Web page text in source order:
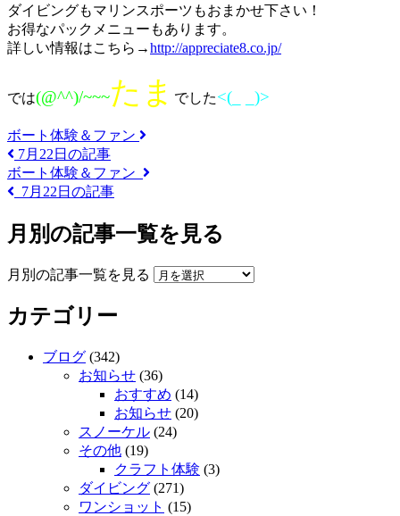
ダイビングもマリンスポーツもおまかせ下さい！
お得なパックメニューもあります。
詳しい情報はこちら→http://appreciate8.co.jp/
では(@^^)/~~~たま でした<(_ _)>
ボート体験＆ファン
7月22日の記事
ボート体験＆ファン
7月22日の記事
月別の記事一覧を見る
月別の記事一覧を見る
カテゴリー
ブログ (342)
お知らせ (36)
おすすめ (14)
お知らせ (20)
スノーケル (24)
その他 (19)
クラフト体験 (3)
ダイビング (271)
ワンショット (15)